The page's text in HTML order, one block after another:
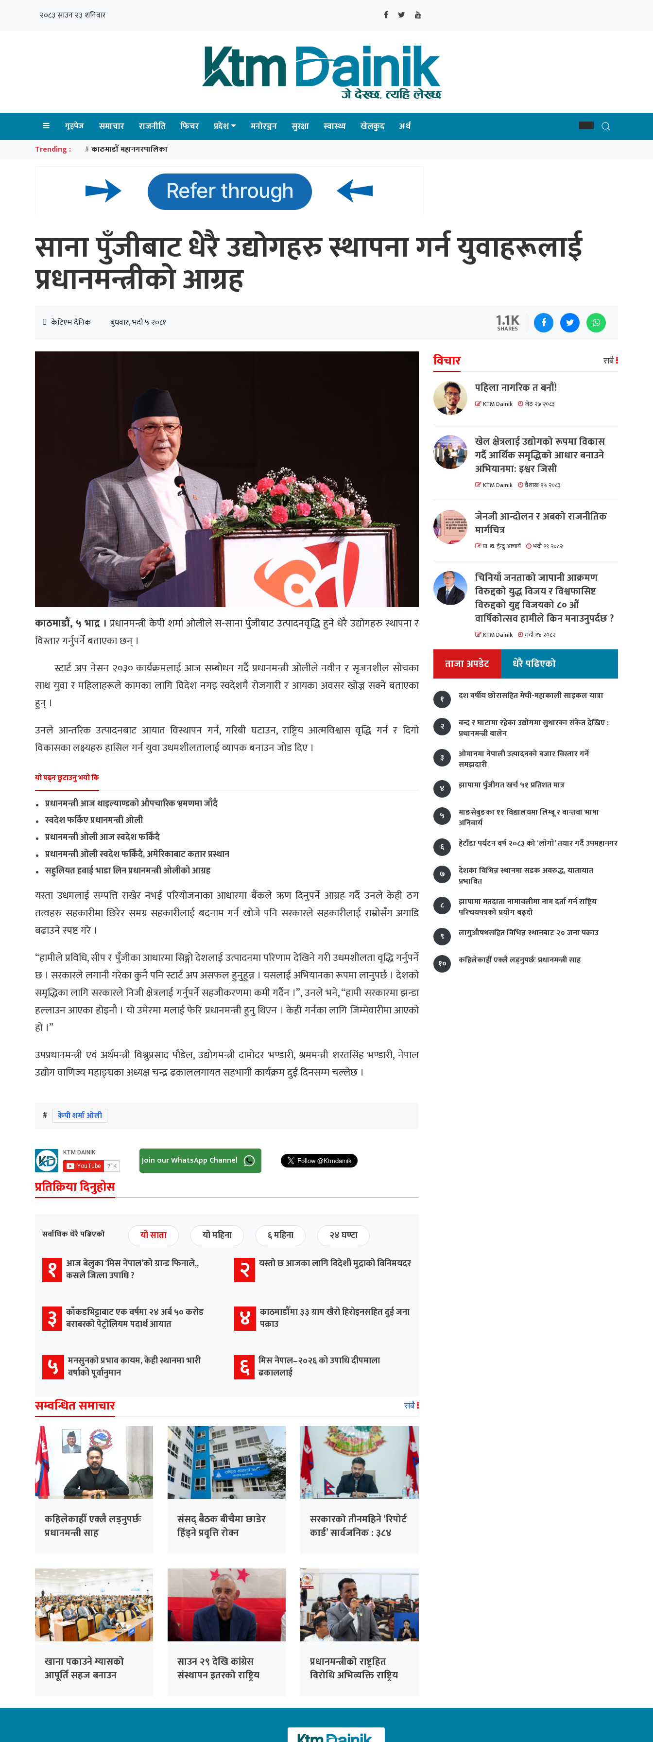
२०८३ साउन २३ शनिवार
गृहपेज समाचार राजनीति फिचर प्रदेश मनोरञ्जन सुरक्षा स्वास्थ्य खेलकुद अर्थ
Trending : # काठमाडौँ महानगरपालिका
साना पुँजीबाट धेरै उद्योगहरु स्थापना गर्न युवाहरूलाई
प्रधानमन्त्रीको आग्रह
केटिएम दैनिक बुधवार, भदौ ५ २०८१ 1.1K
SHARES
काठमाडौं, ५ भाद्र । प्रधानमन्त्री केपी शर्मा ओलीले स-साना पुँजीबाट उत्पादनवृद्धि हुने धेरै उद्योगहरु स्थापना र
विस्तार गर्नुपर्ने बताएका छन् ।
स्टार्ट अप नेसन २०३० कार्यक्रमलाई आज सम्बोधन गर्दै प्रधानमन्त्री ओलीले नवीन र सृजनशील सोचका
साथ युवा र महिलाहरूले कामका लागि विदेश नगइ स्वदेशमै रोजगारी र आयका अवसर खोज्न सक्ने बताएका
हुन् ।
उनले आन्तरिक उत्पादनबाट आयात विस्थापन गर्न, गरिबी घटाउन, राष्ट्रिय आत्मविश्वास वृद्धि गर्न र दिगो
विकासका लक्ष्यहरु हासिल गर्न युवा उधमशीलतालाई व्यापक बनाउन जोड दिए ।
यो पढ्न छुटाउनु भयो कि
. प्रधानमन्त्री आज थाइल्याण्डको औपचारिक भ्रमणमा जाँदै
. स्वदेश फर्किए प्रधानमन्त्री ओली
. प्रधानमन्त्री ओली आज स्वदेश फर्किँदै
. प्रधानमन्त्री ओली स्वदेश फर्किँदै, अमेरिकाबाट कतार प्रस्थान
. सहुलियत हवाई भाडा लिन प्रधानमन्त्री ओलीको आग्रह
यस्ता उधमलाई सम्पत्ति राखेर नभई परियोजनाका आधारमा बैंकले ऋण दिनुपर्ने आग्रह गर्दै उनले केही ठग
तत्वहरु सहकारीमा छिरेर समग्र सहकारीलाई बदनाम गर्न खोजे पनि सरकारले सहकारीलाई राम्रोसँग अगाडि
बढाउने स्पष्ट गरे ।
“हामीले प्रविधि, सीप र पुँजीका आधारमा सिङ्गो देशलाई उत्पादनमा परिणाम देखिने गरी उधमशीलता वृद्धि गर्नुपर्ने
छ । सरकारले लगानी गरेका कुनै पनि स्टार्ट अप असफल हुनुहुन्न । यसलाई अभियानका रूपमा लानुपर्छ । देशको
समृद्धिका लागि सरकारले निजी क्षेत्रलाई गर्नुपर्ने सहजीकरणमा कमी गर्दैन ।”, उनले भने, “हामी सरकारमा झन्डा
हल्लाउन आएका होइनौ । यो उमेरमा मलाई फेरि प्रधानमन्त्री हुनु थिएन । केही गर्नका लागि जिम्मेवारीमा आएको
हो ।”
उपप्रधानमन्त्री एवं अर्थमन्त्री विश्नुप्रसाद पौडेल, उद्योगमन्त्री दामोदर भण्डारी, श्रममन्त्री शरतसिंह भण्डारी, नेपाल
उद्योग वाणिज्य महाङ्घका अध्यक्ष चन्द्र ढकाललगायत सहभागी कार्यक्रम दुई दिनसम्म चल्लेछ ।
# केपी शर्मा ओली
Join our WhatsApp Channel
प्रतिक्रिया दिनुहोस
सर्वाधिक धेरै पढिएको यो साता यो महिना ६ महिना २४ घण्टा
१
आज बेलुका ‘मिस नेपाल’को ग्रान्ड फिनाले,,
कसले जित्ला उपाधि ?
२ यस्तो छ आजका लागि विदेशी मुद्राको विनिमयदर
३
काँकडभिट्टाबाट एक वर्षमा २४ अर्ब ५० करोड
बराबरको पेट्रोलियम पदार्थ आयात
४
काठमाडौँमा ३३ ग्राम खैरो हिरोइनसहित दुई जना
पक्राउ
५
मनसुनको प्रभाव कायम, केही स्थानमा भारी
वर्षाको पूर्वानुमान
६ मिस नेपाल–२०२६ को उपाधि दीपमाला
ढकाललाई
सम्वन्धित समाचार सबै
कहिलेकाहीँ एक्लै लड्नुपर्छः
प्रधानमन्त्री साह
संसद् बैठक बीचैमा छाडेर
हिँड्ने प्रवृत्ति रोक्न
विश्लेषण गरिँदै
सरकारको तीनमहिने ‘रिपोर्ट
कार्ड’ सार्वजनिक : ३८४
खाना पकाउने ग्यासको
आपूर्ति सहज बनाउन
साउन २९ देखि कांग्रेस
संस्थापन इतरको राष्ट्रिय
प्रधानमन्त्रीको राष्ट्रहित
विरोधि अभिव्यक्ति राष्ट्रिय
विचार सबै
पहिला नागरिक त बनाैं!
KTM Dainik जेठ २७ २०८३
खेल क्षेत्रलाई उद्योगको रूपमा विकास
गर्दै आर्थिक समृद्धिको आधार बनाउने
अभियानमा: इश्वर जिसी
KTM Dainik वैशाख २५ २०८३
जेनजी आन्दोलन र अबको राजनीतिक
मार्गचित्र
प्रा. डा. ईन्दु आचार्य भदौ २९ २०८२
चिनियाँ जनताको जापानी आक्रमण
विरुद्दको युद्ध विजय र विश्वफासिष्ट
विरुद्दको युद्द विजयको ८० औं
वार्षिकोत्सव हामीले किन मनाउनुपर्दछ ?
KTM Dainik भदौ १४ २०८२
ताजा अपडेट धेरै पढिएको
१ दश वर्षीय छोरासहित मेची-महाकाली साइकल यात्रा
२
बन्द र घाटामा रहेका उद्योगमा सुधारका संकेत देखिए :
प्रधानमन्त्री बालेन
३
ओमानमा नेपाली उत्पादनको बजार विस्तार गर्ने
समझदारी
४
झापामा पुँजीगत खर्च ५१ प्रतिशत मात्र
५
माङसेबुङका ११ विद्यालयमा लिम्बू र वान्तवा भाषा
अनिवार्य
६
हेटौंडा पर्यटन वर्ष २०८३ को ‘लाेगाे’ तयार गर्दै उपमहानगर
७
देशका विभिन्न स्थानमा सडक अवरुद्ध, यातायात
प्रभावित
८
झापामा मतदाता नामावलीमा नाम दर्ता गर्न राष्ट्रिय
परिचयपत्रको प्रयोग बढ्दो
९
लागुऔषधसहित विभिन्न स्थानबाट २० जना पक्राउ
१० कहिलेकाहीँ एक्लै लड्नुपर्छः प्रधानमन्त्री साह